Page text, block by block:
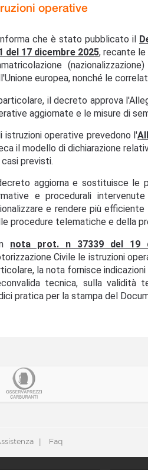
operative
che è stato pubblicato il
del 17 dicembre 2025, recante le
europea, nonché le
il decreto approva
aggiornate e le misure di
istruzioni operative prevedono l'
il modello di dichiarazione
casi previsti.
aggiorna e sostituisce le
e procedurali
e rendere più
procedure telematiche e della
nota prot. n 37339 del 19
Civile le istruzioni
la nota fornisce
tecnica, sulla validità
pratica per la stampa del
Faq